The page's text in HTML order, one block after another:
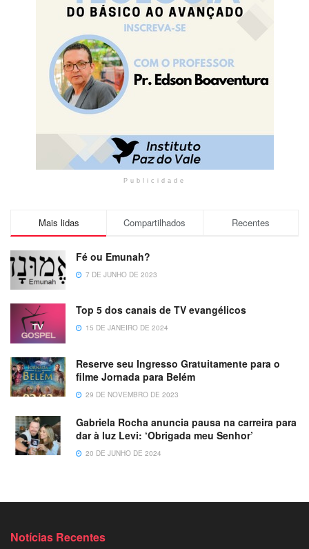
Publicidade
Mais lidas Compartilhados Recentes
Fé ou Emunah?
7 DE JUNHO DE 2023
Top 5 dos canais de TV evangélicos
15 DE JANEIRO DE 2024
Reserve seu Ingresso Gratuitamente para o
filme Jornada para Belém
29 DE NOVEMBRO DE 2023
Gabriela Rocha anuncia pausa na carreira para
dar à luz Levi: ‘Obrigada meu Senhor’
20 DE JUNHO DE 2024
Notícias Recentes